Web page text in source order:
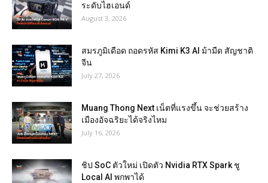
ระดับไฮเอนด์
August 3, 2026
สมรภูมิเดือด ถอดรหัส Kimi K3 AI ม้ามืด สัญชาติ
จีน
July 27, 2026
Muang Thong Next เน็ตที่แรงขึ้น จะช่วยสร้าง
เมืองอัจฉริยะได้จริงไหม
July 16, 2026
ชิป SoC ตัวใหม่ เปิดตัว Nvidia RTX Spark ชู
Local AI พกพาได้